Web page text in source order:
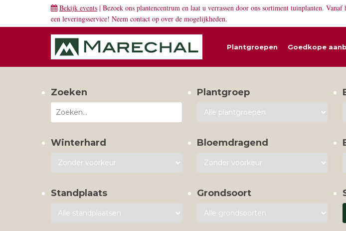
Bekijk events | Bezoek ons plantencentrum en laat u verrassen door ons sortiment tuinplanten.
een leveringsservice! Neem contact op over de mogelijkheden.
Plantgroepen Goedkope
Zoeken Plantgroep
Winterhard Bloemdragend
Standplaats Grondsoort